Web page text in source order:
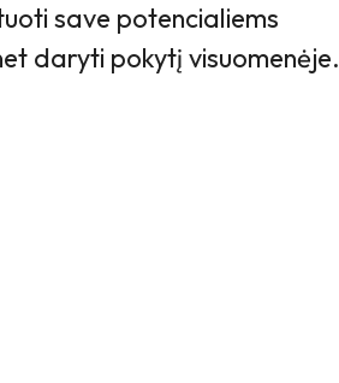
save potencialiems
daryti pokytį visuomenėje.